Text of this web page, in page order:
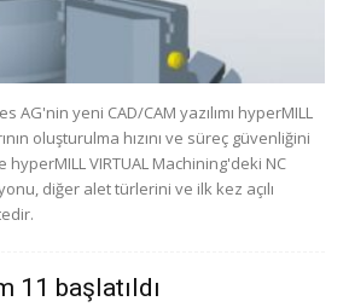
AG'nin yeni CAD/CAM yazılımı hyperMILL
oluşturulma hızını ve süreç güvenliğini
hyperMILL VIRTUAL Machining'deki NC
diğer alet türlerini ve ilk kez açılı
11 başlatıldı